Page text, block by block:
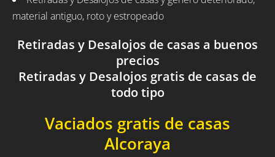
material antiguo, roto y estropeado
Retiradas y Desalojos de casas a buenos
precios
Retiradas y Desalojos gratis de casas de
todo tipo
Vaciados gratis de casas
Alcoraya